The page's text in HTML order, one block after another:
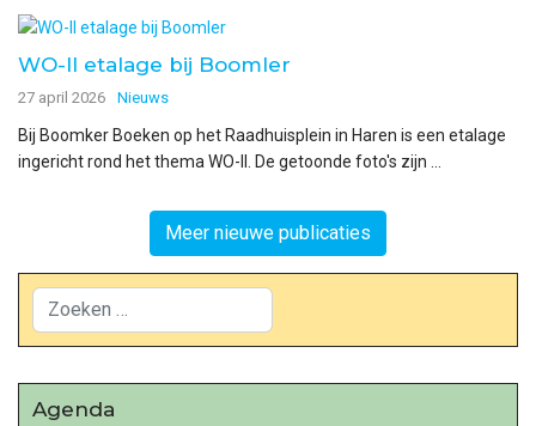
WO-II etalage bij Boomler
27 april 2026 Nieuws
Bij Boomker Boeken op het Raadhuisplein in Haren is een etalage
ingericht rond het thema WO-II. De getoonde foto's zijn ...
Meer nieuwe publicaties
Zoeken
Agenda